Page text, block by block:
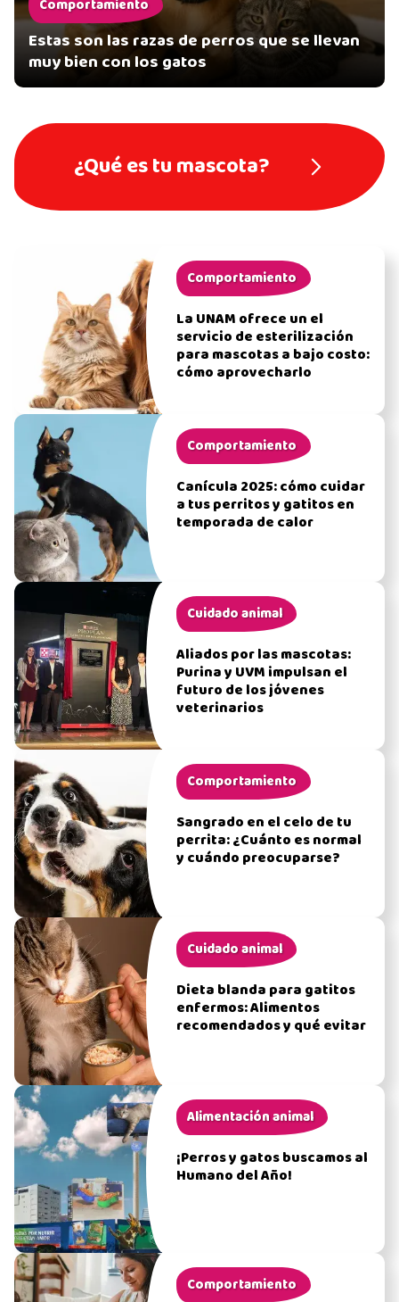
Comportamiento
Estas son las razas de perros que se llevan
muy bien con los gatos
¿Qué es tu mascota?
Comportamiento
La UNAM ofrece un el
servicio de esterilización
para mascotas a bajo costo:
cómo aprovecharlo
Comportamiento
Canícula 2025: cómo cuidar
a tus perritos y gatitos en
temporada de calor
Cuidado animal
Aliados por las mascotas:
Purina y UVM impulsan el
futuro de los jóvenes
veterinarios
Comportamiento
Sangrado en el celo de tu
perrita: ¿Cuánto es normal
y cuándo preocuparse?
Cuidado animal
Dieta blanda para gatitos
enfermos: Alimentos
recomendados y qué evitar
Alimentación animal
¡Perros y gatos buscamos al
Humano del Año!
Comportamiento